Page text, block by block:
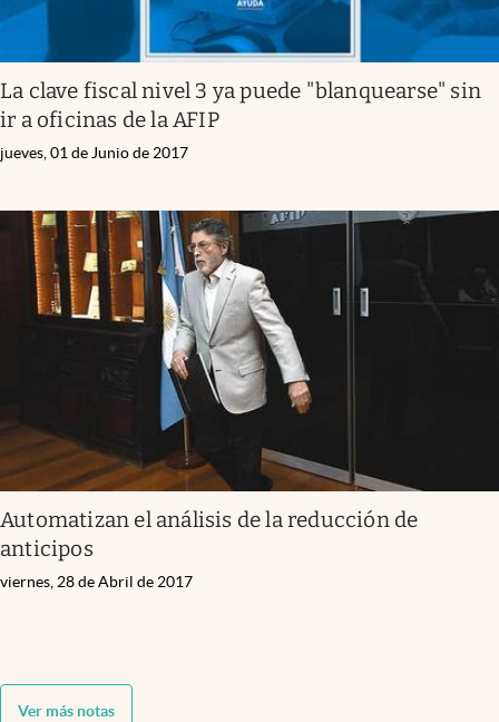
La clave fiscal nivel 3 ya puede "blanquearse" sin
ir a oficinas de la AFIP
jueves, 01 de Junio de 2017
Automatizan el análisis de la reducción de
anticipos
viernes, 28 de Abril de 2017
Ver más notas